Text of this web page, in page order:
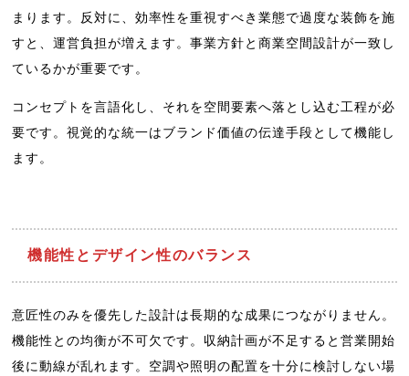
まります。反対に、効率性を重視すべき業態で過度な装飾を施
すと、運営負担が増えます。事業方針と商業空間設計が一致し
ているかが重要です。
コンセプトを言語化し、それを空間要素へ落とし込む工程が必
要です。視覚的な統一はブランド価値の伝達手段として機能し
ます。
機能性とデザイン性のバランス
意匠性のみを優先した設計は長期的な成果につながりません。
機能性との均衡が不可欠です。収納計画が不足すると営業開始
後に動線が乱れます。空調や照明の配置を十分に検討しない場